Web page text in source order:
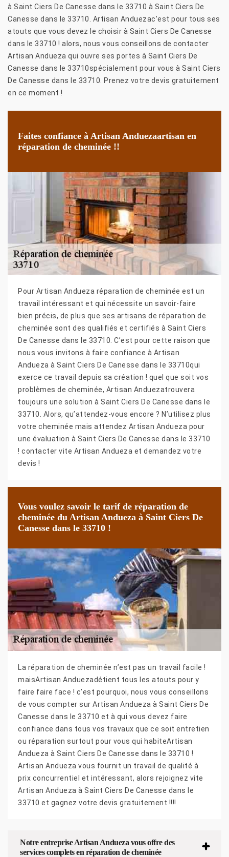
à Saint Ciers De Canesse dans le 33710 à Saint Ciers De
Canesse dans le 33710. Artisan Anduezac’est pour tous ses
atouts que vous devez le choisir à Saint Ciers De Canesse
dans le 33710 ! alors, nous vous conseillons de contacter
Artisan Andueza qui ouvre ses portes à Saint Ciers De
Canesse dans le 33710spécialement pour vous à Saint Ciers
De Canesse dans le 33710. Prenez votre devis gratuitement
en ce moment !
Faites confiance à Artisan Anduezaartisan en
réparation de cheminée !!
Pour Artisan Andueza réparation de cheminée est un
travail intéressant et qui nécessite un savoir-faire
bien précis, de plus que ses artisans de réparation de
cheminée sont des qualifiés et certifiés à Saint Ciers
De Canesse dans le 33710. C’est pour cette raison que
nous vous invitons à faire confiance à Artisan
Andueza à Saint Ciers De Canesse dans le 33710qui
exerce ce travail depuis sa création ! quel que soit vos
problèmes de cheminée, Artisan Anduezatrouvera
toujours une solution à Saint Ciers De Canesse dans le
33710. Alors, qu’attendez-vous encore ? N’utilisez plus
votre cheminée mais attendez Artisan Andueza pour
une évaluation à Saint Ciers De Canesse dans le 33710
! contacter vite Artisan Andueza et demandez votre
devis !
Vous voulez savoir le tarif de réparation de
cheminée du Artisan Andueza à Saint Ciers De
Canesse dans le 33710 !
La réparation de cheminée n’est pas un travail facile !
maisArtisan Anduezadétient tous les atouts pour y
faire faire face ! c’est pourquoi, nous vous conseillons
de vous compter sur Artisan Andueza à Saint Ciers De
Canesse dans le 33710 et à qui vous devez faire
confiance dans tous vos travaux que ce soit entretien
ou réparation surtout pour vous qui habiteArtisan
Andueza à Saint Ciers De Canesse dans le 33710 !
Artisan Andueza vous fournit un travail de qualité à
prix concurrentiel et intéressant, alors rejoignez vite
Artisan Andueza à Saint Ciers De Canesse dans le
33710 et gagnez votre devis gratuitement !!!!
Notre entreprise Artisan Andueza vous offre des
services complets en réparation de cheminée